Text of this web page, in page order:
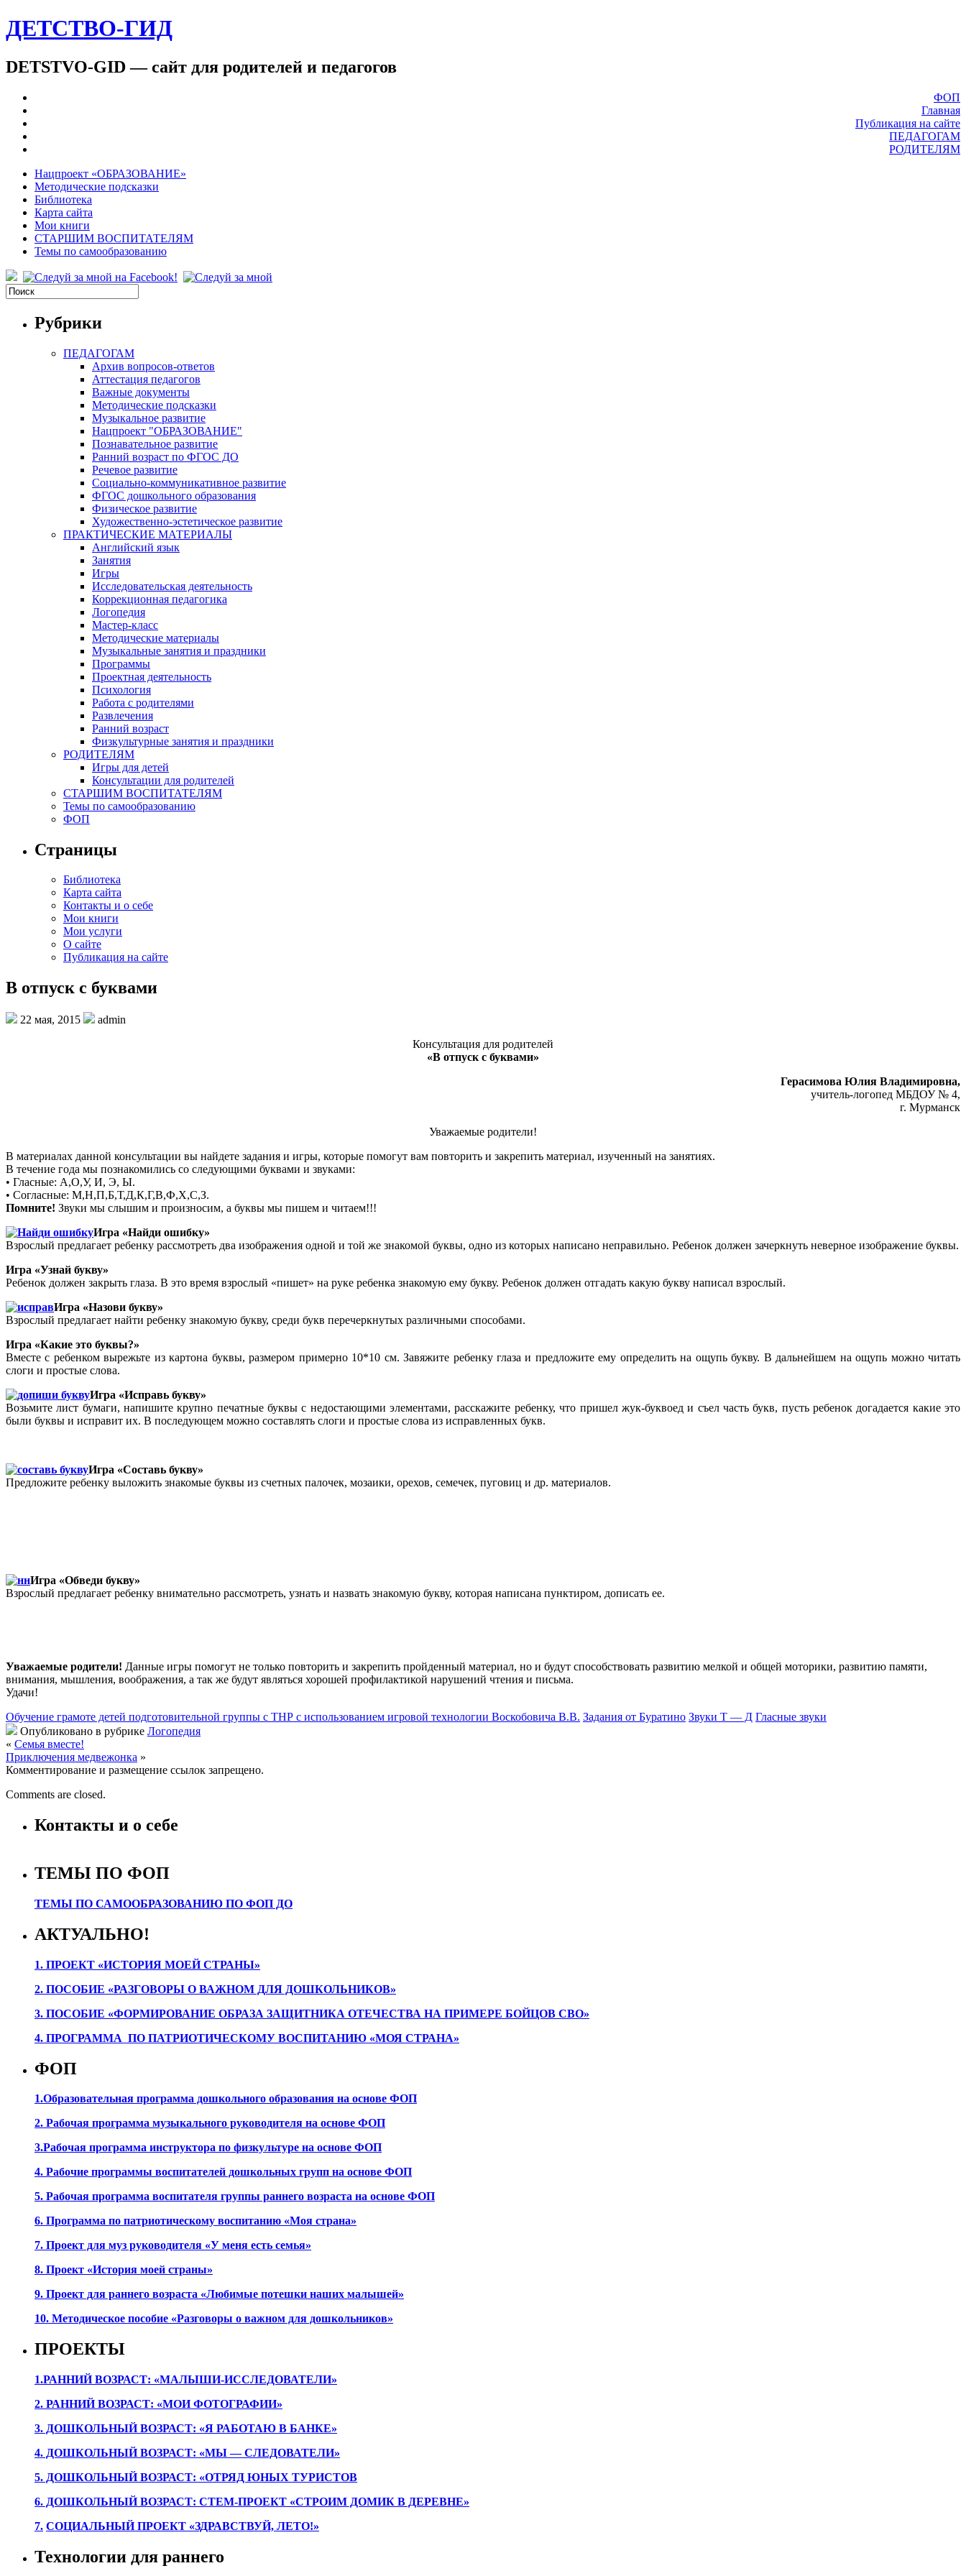
ДЕТСТВО-ГИД
DETSTVO-GID — сайт для родителей и педагогов
ФОП
Главная
Публикация на сайте
ПЕДАГОГАМ
РОДИТЕЛЯМ
Нацпроект «ОБРАЗОВАНИЕ»
Методические подсказки
Библиотека
Карта сайта
Мои книги
СТАРШИМ ВОСПИТАТЕЛЯМ
Темы по самообразованию
Рубрики
ПЕДАГОГАМ
Архив вопросов-ответов
Аттестация педагогов
Важные документы
Методические подсказки
Музыкальное развитие
Нацпроект "ОБРАЗОВАНИЕ"
Познавательное развитие
Ранний возраст по ФГОС ДО
Речевое развитие
Социально-коммуникативное развитие
ФГОС дошкольного образования
Физическое развитие
Художественно-эстетическое развитие
ПРАКТИЧЕСКИЕ МАТЕРИАЛЫ
Английский язык
Занятия
Игры
Исследовательская деятельность
Коррекционная педагогика
Логопедия
Мастер-класс
Методические материалы
Музыкальные занятия и праздники
Программы
Проектная деятельность
Психология
Работа с родителями
Развлечения
Ранний возраст
Физкультурные занятия и праздники
РОДИТЕЛЯМ
Игры для детей
Консультации для родителей
СТАРШИМ ВОСПИТАТЕЛЯМ
Темы по самообразованию
ФОП
Страницы
Библиотека
Карта сайта
Контакты и о себе
Мои книги
Мои услуги
О сайте
Публикация на сайте
В отпуск с буквами
22 мая, 2015
admin
Консультация для родителей
«В отпуск с буквами»
Герасимова Юлия Владимировна,
учитель-логопед МБДОУ № 4,
г. Мурманск
Уважаемые родители!
В материалах данной консультации вы найдете задания и игры, которые помогут вам повторить и закрепить материал, изученный на занятиях.
В течение года мы познакомились со следующими буквами и звуками:
• Гласные: А,О,У, И, Э, Ы.
• Согласные: М,Н,П,Б,Т,Д,К,Г,В,Ф,Х,С,З.
Помните! Звуки мы слышим и произносим, а буквы мы пишем и читаем!!!
Игра «Найди ошибку»
Взрослый предлагает ребенку рассмотреть два изображения одной и той же знакомой буквы, одно из которых написано неправильно. Ребенок должен зачеркнуть неверное изображение буквы.
Игра «Узнай букву»
Ребенок должен закрыть глаза. В это время взрослый «пишет» на руке ребенка знакомую ему букву. Ребенок должен отгадать какую букву написал взрослый.
Игра «Назови букву»
Взрослый предлагает найти ребенку знакомую букву, среди букв перечеркнутых различными способами.
Игра «Какие это буквы?»
Вместе с ребенком вырежьте из картона буквы, размером примерно 10*10 см. Завяжите ребенку глаза и предложите ему определить на ощупь букву. В дальнейшем на ощупь можно читать
слоги и простые слова.
Игра «Исправь букву»
Возьмите лист бумаги, напишите крупно печатные буквы с недостающими элементами, расскажите ребенку, что пришел жук-буквоед и съел часть букв, пусть ребенок догадается какие это
были буквы и исправит их. В последующем можно составлять слоги и простые слова из исправленных букв.
Игра «Составь букву»
Предложите ребенку выложить знакомые буквы из счетных палочек, мозаики, орехов, семечек, пуговиц и др. материалов.
Игра «Обведи букву»
Взрослый предлагает ребенку внимательно рассмотреть, узнать и назвать знакомую букву, которая написана пунктиром, дописать ее.
Уважаемые родители! Данные игры помогут не только повторить и закрепить пройденный материал, но и будут способствовать развитию мелкой и общей моторики, развитию памяти,
внимания, мышления, воображения, а так же будут являться хорошей профилактикой нарушений чтения и письма.
Удачи!
Обучение грамоте детей подготовительной группы с ТНР с использованием игровой технологии Воскобовича В.В. Задания от Буратино Звуки Т — Д Гласные звуки
Опубликовано в рубрике Логопедия
« Семья вместе!
Приключения медвежонка »
Комментирование и размещение ссылок запрещено.
Comments are closed.
Контакты и о себе
ТЕМЫ ПО ФОП
ТЕМЫ ПО САМООБРАЗОВАНИЮ ПО ФОП ДО
АКТУАЛЬНО!
1. ПРОЕКТ «ИСТОРИЯ МОЕЙ СТРАНЫ»
2. ПОСОБИЕ «РАЗГОВОРЫ О ВАЖНОМ ДЛЯ ДОШКОЛЬНИКОВ»
3. ПОСОБИЕ «ФОРМИРОВАНИЕ ОБРАЗА ЗАЩИТНИКА ОТЕЧЕСТВА НА ПРИМЕРЕ БОЙЦОВ СВО»
4. ПРОГРАММА ПО ПАТРИОТИЧЕСКОМУ ВОСПИТАНИЮ «МОЯ СТРАНА»
ФОП
1.Образовательная программа дошкольного образования на основе ФОП
2. Рабочая программа музыкального руководителя на основе ФОП
3.Рабочая программа инструктора по физкультуре на основе ФОП
4. Рабочие программы воспитателей дошкольных групп на основе ФОП
5. Рабочая программа воспитателя группы раннего возраста на основе ФОП
6. Программа по патриотическому воспитанию «Моя страна»
7. Проект для муз руководителя «У меня есть семья»
8. Проект «История моей страны»
9. Проект для раннего возраста «Любимые потешки наших малышей»
10. Методическое пособие «Разговоры о важном для дошкольников»
ПРОЕКТЫ
1.РАННИЙ ВОЗРАСТ: «МАЛЫШИ-ИССЛЕДОВАТЕЛИ»
2. РАННИЙ ВОЗРАСТ: «МОИ ФОТОГРАФИИ»
3. ДОШКОЛЬНЫЙ ВОЗРАСТ: «Я РАБОТАЮ В БАНКЕ»
4. ДОШКОЛЬНЫЙ ВОЗРАСТ: «МЫ — СЛЕДОВАТЕЛИ»
5. ДОШКОЛЬНЫЙ ВОЗРАСТ: «ОТРЯД ЮНЫХ ТУРИСТОВ
6. ДОШКОЛЬНЫЙ ВОЗРАСТ: СТЕМ-ПРОЕКТ «СТРОИМ ДОМИК В ДЕРЕВНЕ»
7. СОЦИАЛЬНЫЙ ПРОЕКТ «ЗДРАВСТВУЙ, ЛЕТО!»
Технологии для раннего